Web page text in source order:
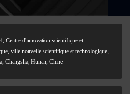
Centre d'innovation scientifique et
ville nouvelle scientifique et technologique,
Changsha, Hunan, Chine